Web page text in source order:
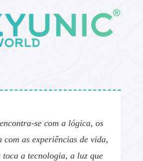
se com a lógica, os
com as experiências de vida,
a tecnologia, a luz que